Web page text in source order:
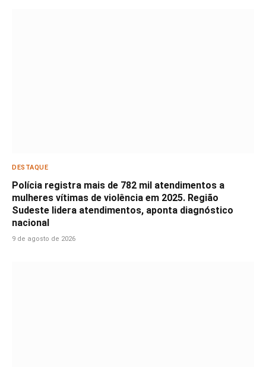
DESTAQUE
Polícia registra mais de 782 mil atendimentos a
mulheres vítimas de violência em 2025. Região
Sudeste lidera atendimentos, aponta diagnóstico
nacional
9 de agosto de 2026